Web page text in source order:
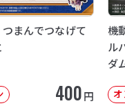
まんでつなげて
400円
機
ル
ダ